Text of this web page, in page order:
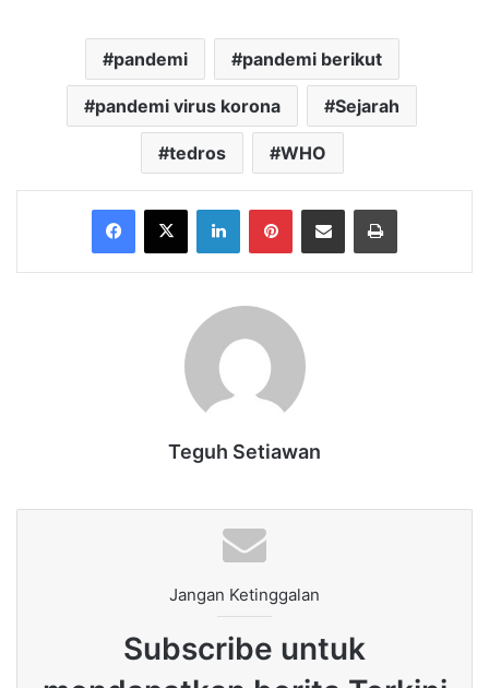
pandemi pandemi berikut
pandemi virus korona Sejarah
tedros WHO
Facebook
X LinkedInPinterestShare via Email Print
Teguh Setiawan
Jangan Ketinggalan
Subscribe untuk